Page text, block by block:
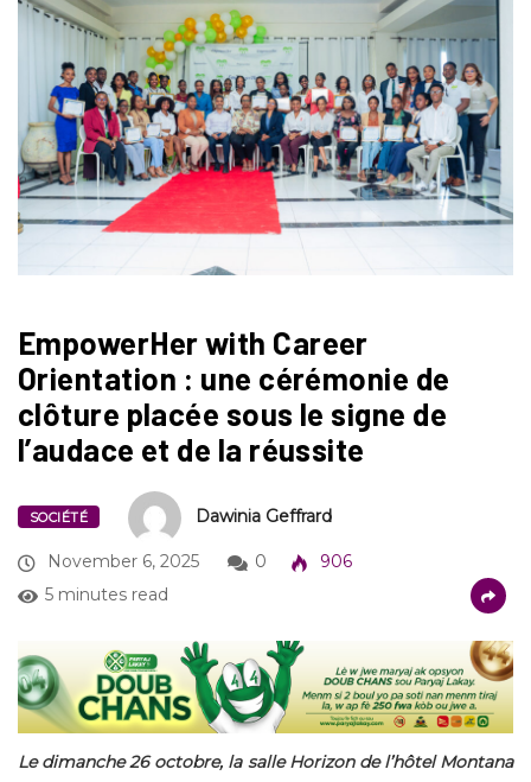
EmpowerHer with Career
Orientation : une cérémonie de
clôture placée sous le signe de
l’audace et de la réussite
SOCIÉTÉ Dawinia Geffrard
November 6, 2025 0
906
5 minutes read
Le dimanche 26 octobre, la salle Horizon de l’hôtel Montana